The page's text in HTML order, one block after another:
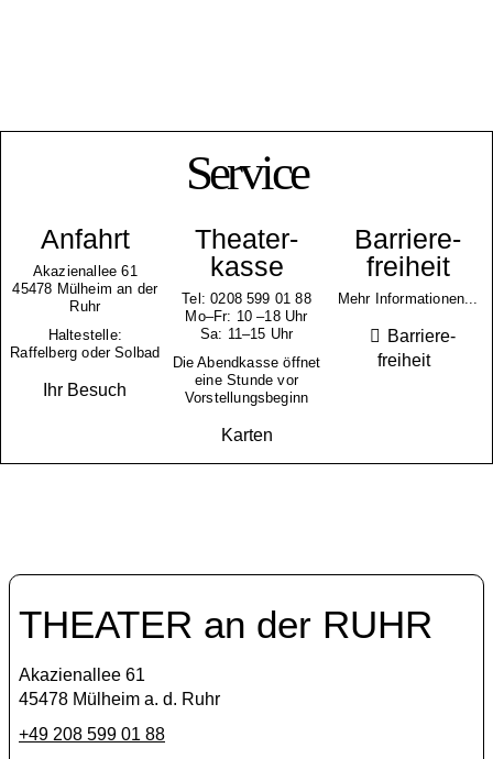
Service
Anfahrt
Akazienallee 61
45478 Mülheim an der
Ruhr
Haltestelle:
Raffelberg oder Solbad
Ihr Besuch
Theater­
kasse
Tel: 0208 599 01 88
Mo–Fr: 10 –18 Uhr
Sa: 11–15 Uhr
Die Abendkasse öffnet
eine Stunde vor
Vorstellungsbeginn
Karten
Barriere­
freiheit
Mehr Informationen...
Barriere­
freiheit
THEATER an der RUHR
Akazienallee 61
45478 Mülheim a. d. Ruhr
+49 208 599 01 88